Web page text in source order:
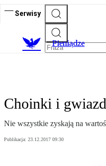
Serwisy
Pieniądze
Choinki i
Nie wszystkie zyskają na
Publikacja: 23.12.2017 09:30